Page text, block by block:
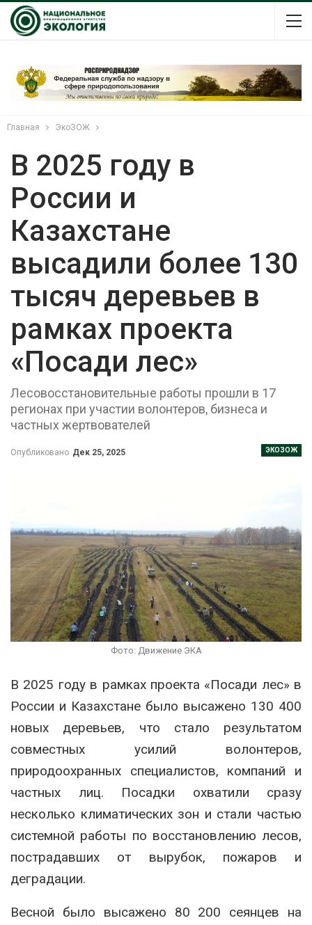
Главная ЭкоЗОЖ
В 2025 году в
России и
Казахстане
высадили более 130
тысяч деревьев в
рамках проекта
«Посади лес»
Лесовосстановительные работы прошли в 17
регионах при участии волонтеров, бизнеса и
частных жертвователей
ЭКОЗОЖ
Опубликовано Дек 25, 2025
Фото: Движение ЭКА
В 2025 году в рамках проекта «Посади лес» в
России и Казахстане было высажено 130 400
новых деревьев, что стало результатом
совместных усилий волонтеров,
природоохранных специалистов, компаний и
частных лиц. Посадки охватили сразу
несколько климатических зон и стали частью
системной работы по восстановлению лесов,
пострадавших от вырубок, пожаров и
деградации.
Весной было высажено 80 200 сеянцев на